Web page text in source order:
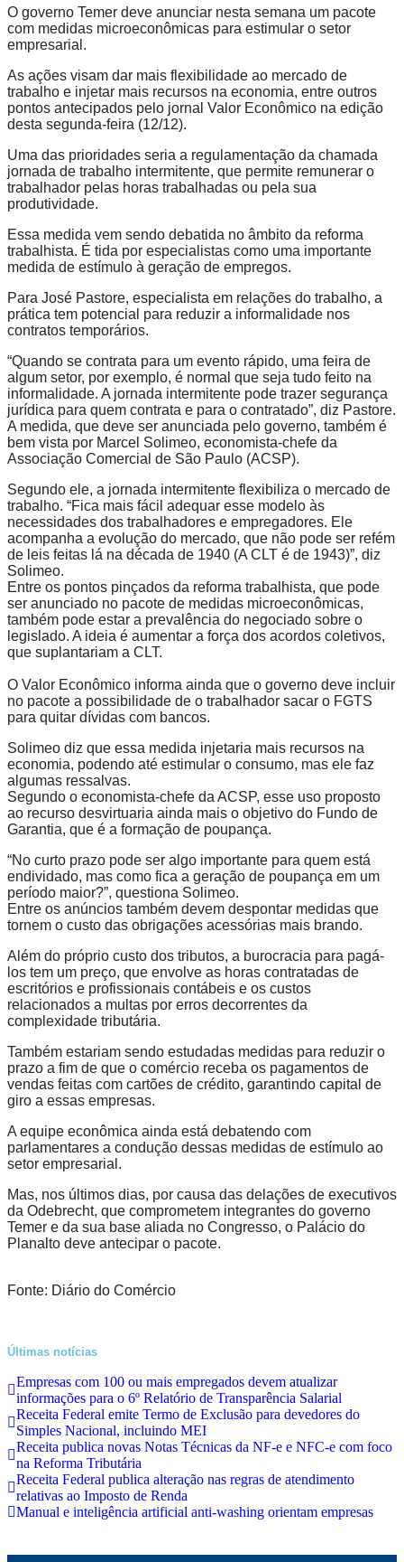
O governo Temer deve anunciar nesta semana um pacote
com medidas microeconômicas para estimular o setor
empresarial.
As ações visam dar mais flexibilidade ao mercado de
trabalho e injetar mais recursos na economia, entre outros
pontos antecipados pelo jornal Valor Econômico na edição
desta segunda-feira (12/12).
Uma das prioridades seria a regulamentação da chamada
jornada de trabalho intermitente, que permite remunerar o
trabalhador pelas horas trabalhadas ou pela sua
produtividade.
Essa medida vem sendo debatida no âmbito da reforma
trabalhista. É tida por especialistas como uma importante
medida de estímulo à geração de empregos.
Para José Pastore, especialista em relações do trabalho, a
prática tem potencial para reduzir a informalidade nos
contratos temporários.
“Quando se contrata para um evento rápido, uma feira de
algum setor, por exemplo, é normal que seja tudo feito na
informalidade. A jornada intermitente pode trazer segurança
jurídica para quem contrata e para o contratado”, diz Pastore.
A medida, que deve ser anunciada pelo governo, também é
bem vista por Marcel Solimeo, economista-chefe da
Associação Comercial de São Paulo (ACSP).
Segundo ele, a jornada intermitente flexibiliza o mercado de
trabalho. “Fica mais fácil adequar esse modelo às
necessidades dos trabalhadores e empregadores. Ele
acompanha a evolução do mercado, que não pode ser refém
de leis feitas lá na década de 1940 (A CLT é de 1943)”, diz
Solimeo.
Entre os pontos pinçados da reforma trabalhista, que pode
ser anunciado no pacote de medidas microeconômicas,
também pode estar a prevalência do negociado sobre o
legislado. A ideia é aumentar a força dos acordos coletivos,
que suplantariam a CLT.
O Valor Econômico informa ainda que o governo deve incluir
no pacote a possibilidade de o trabalhador sacar o FGTS
para quitar dívidas com bancos.
Solimeo diz que essa medida injetaria mais recursos na
economia, podendo até estimular o consumo, mas ele faz
algumas ressalvas.
Segundo o economista-chefe da ACSP, esse uso proposto
ao recurso desvirtuaria ainda mais o objetivo do Fundo de
Garantia, que é a formação de poupança.
“No curto prazo pode ser algo importante para quem está
endividado, mas como fica a geração de poupança em um
período maior?”, questiona Solimeo.
Entre os anúncios também devem despontar medidas que
tornem o custo das obrigações acessórias mais brando.
Além do próprio custo dos tributos, a burocracia para pagá-
los tem um preço, que envolve as horas contratadas de
escritórios e profissionais contábeis e os custos
relacionados a multas por erros decorrentes da
complexidade tributária.
Também estariam sendo estudadas medidas para reduzir o
prazo a fim de que o comércio receba os pagamentos de
vendas feitas com cartões de crédito, garantindo capital de
giro a essas empresas.
A equipe econômica ainda está debatendo com
parlamentares a condução dessas medidas de estímulo ao
setor empresarial.
Mas, nos últimos dias, por causa das delações de executivos
da Odebrecht, que comprometem integrantes do governo
Temer e da sua base aliada no Congresso, o Palácio do
Planalto deve antecipar o pacote.
Fonte: Diário do Comércio
Últimas notícias
Empresas com 100 ou mais empregados devem atualizar
informações para o 6º Relatório de Transparência Salarial
Receita Federal emite Termo de Exclusão para devedores do
Simples Nacional, incluindo MEI
Receita publica novas Notas Técnicas da NF-e e NFC-e com foco
na Reforma Tributária
Receita Federal publica alteração nas regras de atendimento
relativas ao Imposto de Renda
Manual e inteligência artificial anti-washing orientam empresas